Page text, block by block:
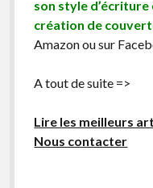
son style
création de
Amazon ou sur
A tout de suite =>
Lire les meilleurs
Nous contacter